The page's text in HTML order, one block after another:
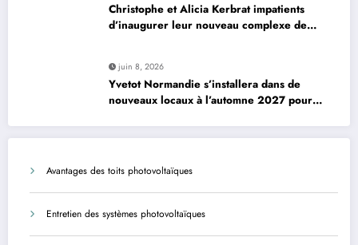
Christophe et Alicia Kerbrat impatients
d’inaugurer leur nouveau complexe de
juin 8, 2026
Yvetot Normandie s’installera dans de
nouveaux locaux à l’automne 2027 pour
Avantages des toits photovoltaïques
Entretien des systèmes photovoltaïques